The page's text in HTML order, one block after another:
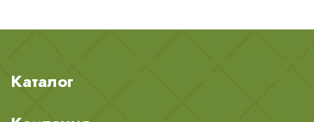
Каталог